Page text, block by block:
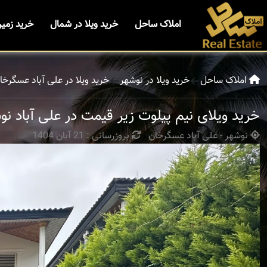
املاک ساحل خرید ویلا در شمال خرید
املاک ساحل خرید ویلا در نوشهر خرید ویلا در علی آباد
خرید ویلای نیم پیلوت زیر قیمت در علی آباد
نوشهر - علی آباد عسگرخان بروزرسانی : 21 آبان 1404